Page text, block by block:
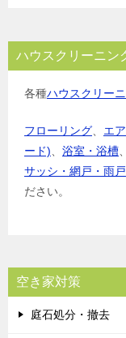
ハウスクリーニン
各種ハウスクリー
フローリング エ
ード)
浴室・浴槽
サッシ・網戸・雨戸
ださい。
空き家対策
庭石処分・撤去